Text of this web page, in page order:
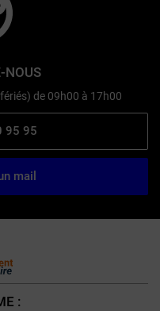
NOUS
de 09h00 à 17h00
95 95
mail
: